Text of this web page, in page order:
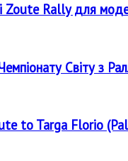
Zoute Rally для
Світу з
to Targa Florio